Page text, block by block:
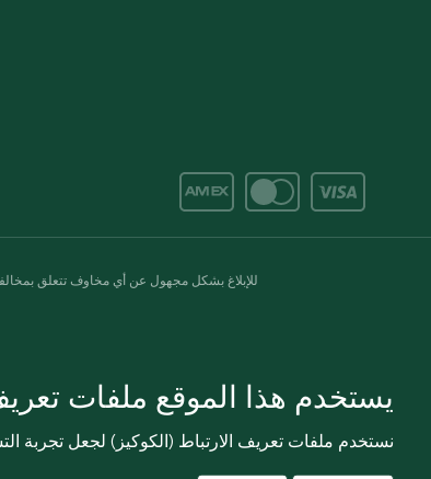
للإبلاغ بشكل مجهول عن أي مخاوف تتعلق بمخالفة
يستخدم هذا الموقع ملفات
نستخدم ملفات تعريف الارتباط (الكوكيز) لجعل تجربة